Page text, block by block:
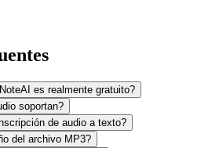
es realmente gratuito?
soportan?
de audio a texto?
del archivo MP3?